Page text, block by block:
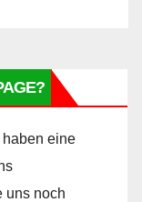
haben eine
uns noch